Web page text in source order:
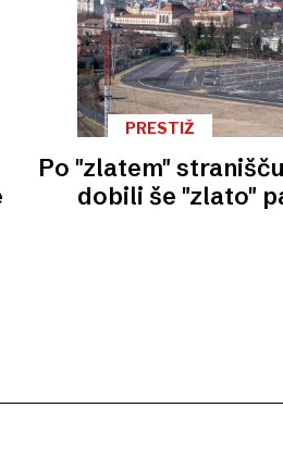
PRESTIŽ
Po "zlatem"
dobili še "zlato"